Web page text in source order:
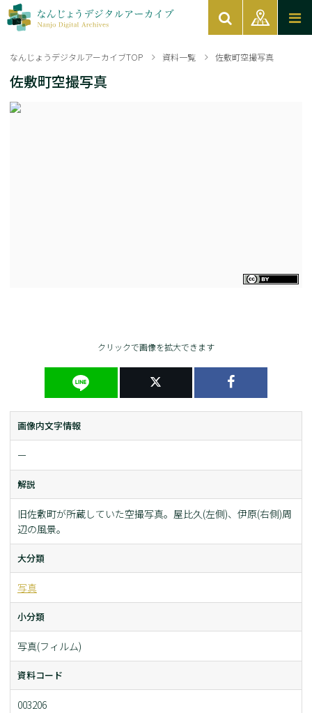
なんじょうデジタルアーカイブTOP 資料一覧 佐敷町空撮写真
佐敷町空撮写真
クリックで画像を拡大できます
画像内文字情報
ー
解説
旧佐敷町が所蔵していた空撮写真。屋比久(左側)、伊原(右側)周
辺の風景。
大分類
写真
小分類
写真(フィルム)
資料コード
003206